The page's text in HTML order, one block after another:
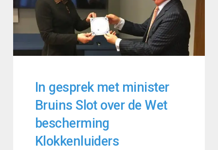
In gesprek met minister
Bruins Slot over de Wet
bescherming
Klokkenluiders